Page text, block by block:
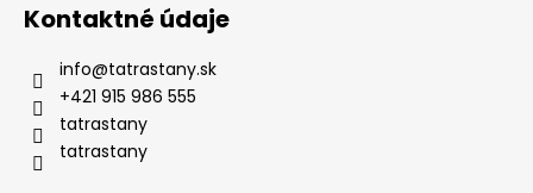
Kontaktné údaje
info@tatrastany.sk
+421 915 986 555
tatrastany
tatrastany